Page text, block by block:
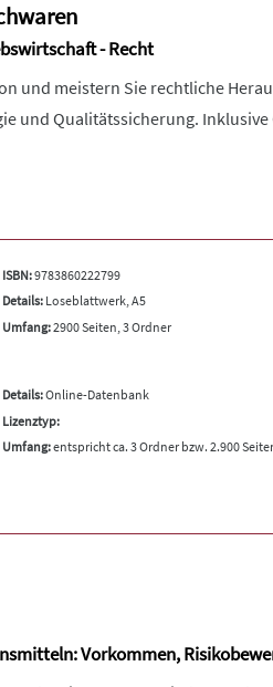
- Recht
und meistern Sie rechtliche
und Qualitätssicherung. Inklusive
ISBN:9783860222799
Details:Loseblattwerk, A5
Umfang:2900 Seiten, 3 Ordner
Details:Online-Datenbank
Lizenztyp:
Umfang:entspricht ca. 3 Ordner bzw. 2.900
Vorkommen,